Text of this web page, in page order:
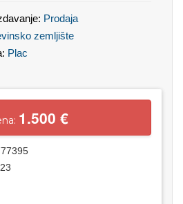
Prodaja
zemljište
Plac
1.500 €